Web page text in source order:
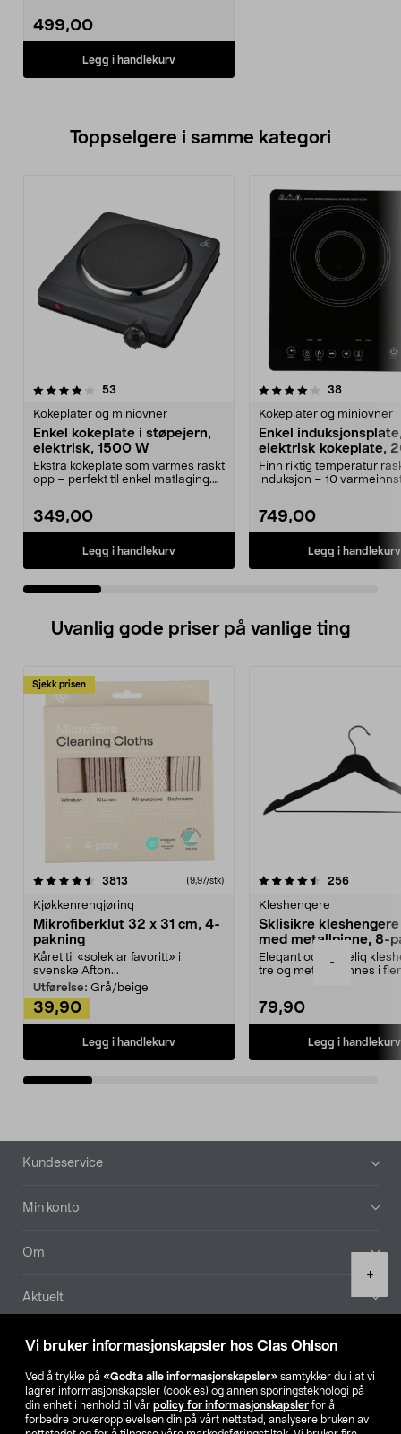
Vi bruker informasjonskapsler hos Clas Ohlson
Ved å trykke på «Godta alle informasjonskapsler» samtykker du i at vi
lagrer informasjonskapsler (cookies) og annen sporingsteknologi på
din enhet i henhold til vår policy for informasjonskapsler for å
forbedre brukeropplevelsen din på vårt nettsted, analysere bruken av
-
+
499,00
Legg i handlekurv
Toppselgere i samme kategori
53
Kokeplater og miniovner
Enkel kokeplate i støpejern,
elektrisk, 1500 W
Ekstra kokeplate som varmes raskt
opp – perfekt til enkel matlaging.
349,00
Legg i handlekurv
4.0 av 5 stjerner 38
Kokeplater og miniovner
Enkel
elektrisk kokeplate,
Finn riktig temperatur
induksjon – 10
749,00
Legg i handlekurv
4.5 av 5 stjerner
Uvanlig gode priser på vanlige ting
Sjekk prisen
3813 anmeldelser(9,97/stk)
Kjøkkenrengjøring
Mikrofiberklut 32 x 31 cm, 4-
pakning
Kåret til «soleklar favoritt» i
svenske Afton...
Utførelse: Grå/beige
39,90
Legg i handlekurv
4.5av 5 stjerner 256
Kleshengere
Sklisikre
med metallpinne, 8-
Elegant og skikkelig
tre og metall – finnes i
79,90
Legg i handlekurv
4.5av 5 stjerner
Bunntekst
Kundeservice
Min konto
Om
Aktuelt
Våre selskaper
Finn din butikk
SE NO FI